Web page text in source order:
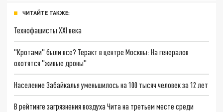
ЧИТАЙТЕ ТАКЖЕ:
Технофашисты XXI века
"Кротами" были все? Теракт в центре Москвы: На генералов
охотятся "живые дроны"
Население Забайкалья уменьшилось на 100 тысяч человек за 12 лет
В рейтинге загрязнения воздуха Чита на третьем месте среди